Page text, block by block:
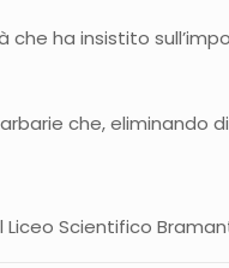
ha insistito
che,
Scientifico